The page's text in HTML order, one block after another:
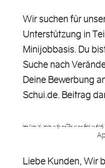
Wir suchen für
Unterstützung in
Minijobbasis. Du
Suche nach
Deine Bewerbung
Schui.de. Beitrag
Liebe Kunden, Wir bedanken uns für eure Treue und eure Geduld vom
Liebe Kunden, Wir